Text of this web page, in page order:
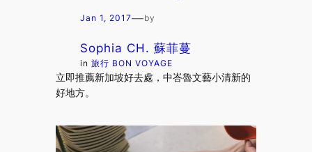
Jan 1, 2017—by
Sophia CH. 蘇菲蔓
in旅行 BON VOYAGE
立即推薦新加坡好去處，中峇魯文藝小清新的
好地方。